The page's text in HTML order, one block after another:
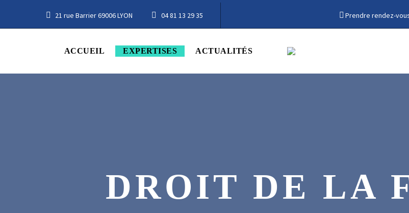
21 rue Barrier 69006 LYON 04 81 13 29 35 Prendre rendez-
ACCUEIL EXPERTISES ACTUALITÉS
DROIT DE LA